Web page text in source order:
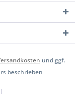
und ggf.
beschrieben